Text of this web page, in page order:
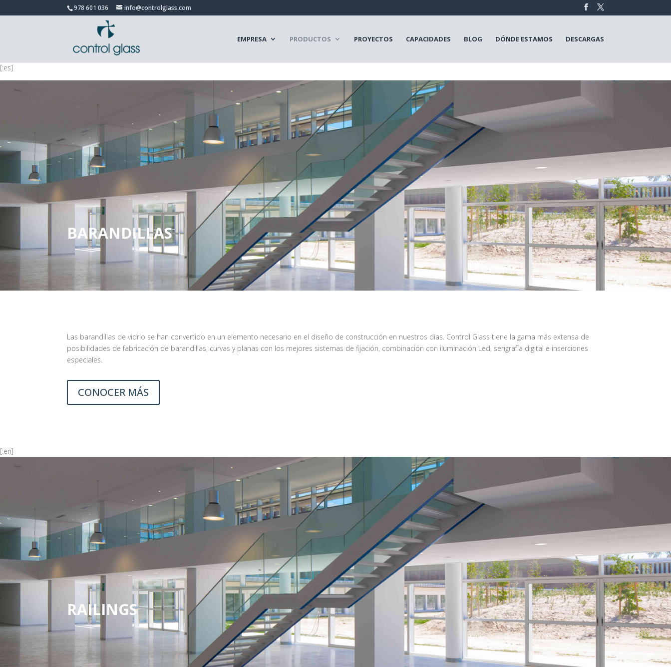
978 601 036 info@controlglass.com
EMPRESA PRODUCTOS PROYECTOS CAPACIDADES BLOG DÓNDE ESTAMOS DESCARGAS
[:es]
BARANDILLAS
Las barandillas de vidrio se han convertido en un elemento necesario en el diseño de construcción en nuestros días. Control Glass tiene la gama más extensa de
posibilidades de fabricación de barandillas, curvas y planas con los mejores sistemas de fijación, combinación con iluminación Led, serigrafía digital e inserciones
especiales.
CONOCER MÁS
[:en]
RAILINGS